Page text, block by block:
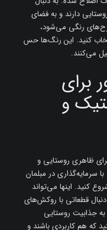
دارند و به فضای
رنگی می‌شود،
کنید. این رنگ‌ها حس
می‌کنند.
برای
و
ظاهری روستایی و
سرمایه‌گذاری در مبلمان
کنید. اینها می‌تواند
قطعاتی با روکش‌های
جذابیت روستایی
که هم کاربردی باشند و